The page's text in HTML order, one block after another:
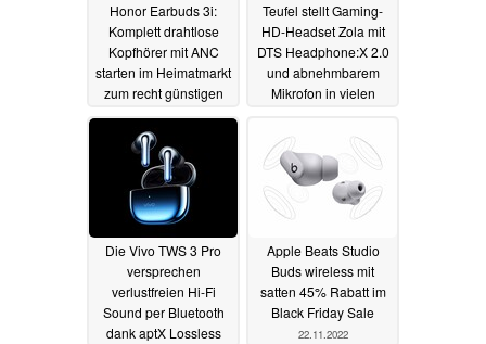
Honor Earbuds 3i:
Komplett drahtlose
Kopfhörer mit ANC
starten im Heimatmarkt
zum recht günstigen
Preis24.11.2022
Teufel stellt Gaming-
HD-Headset Zola mit
DTS Headphone:X 2.0
und abnehmbarem
Mikrofon in vielen
Die Vivo TWS 3 Pro
versprechen
verlustfreien Hi-Fi
Sound per Bluetooth
dank aptX Lossless
Apple Beats Studio
Buds wireless mit
satten 45% Rabatt im
Black Friday Sale
22.11.2022